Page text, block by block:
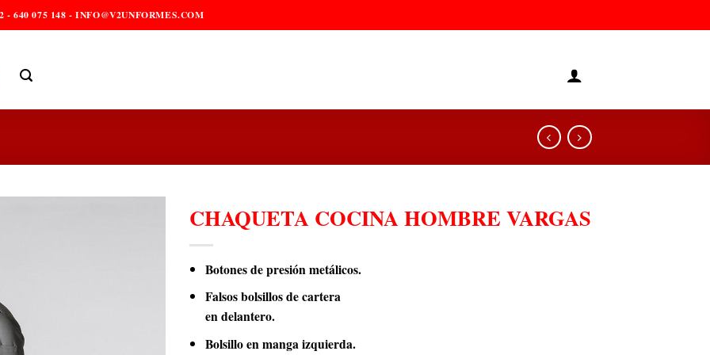
640 075 148 - INFO@V2UNFORMES.COM
CHAQUETA COCINA HOMBRE VARGAS
Botones de presión metálicos.
Falsos bolsillos de cartera
en delantero.
Bolsillo en manga izquierda.